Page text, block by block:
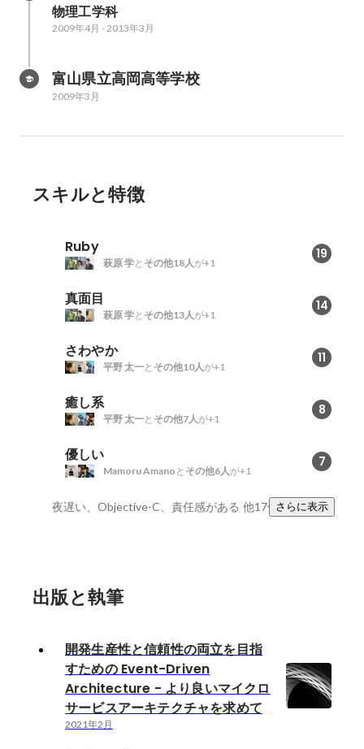
物理工学科
2009年4月 - 2013年3月
富山県立高岡高等学校
2009年3月
スキルと特徴
Ruby 19
萩原 学と その他18人 が+1
真面目 14
萩原 学と その他13人 が+1
さわやか 11
平野 太一と その他10人 が+1
癒し系 8
平野 太一と その他7人 が+1
優しい 7
Mamoru Amano と その他6人 が+1
夜遅い、Objective-C、責任感がある 他17件さらに表示
出版と執筆
開発生産性と信頼性の両立を目指
すための Event-Driven
Architecture - より良いマイクロ
サービスアーキテクチャを求めて
2021年2月